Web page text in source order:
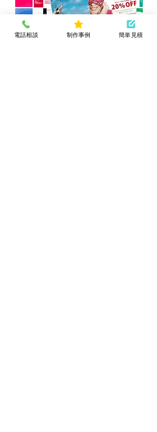
電話相談 制作事例 簡単見積